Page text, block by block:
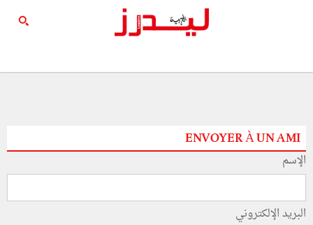
ENVOYER À UN AMI
الإسم
البريد الإلكتروني